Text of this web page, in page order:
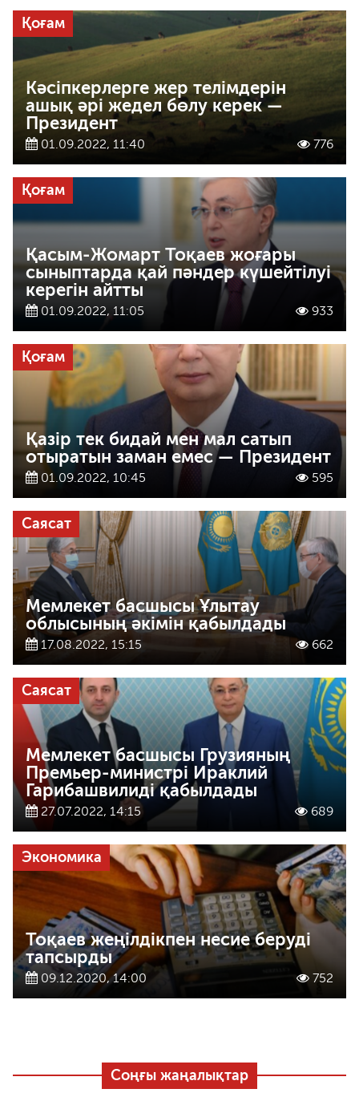
Қоғам
Кәсіпкерлерге жер телімдерін
ашық әрі жедел бөлу керек —
Президент
01.09.2022, 11:40 776
Қоғам
Қасым-Жомарт Тоқаев жоғары
сыныптарда қай пәндер күшейтілуі
керегін айтты
01.09.2022, 11:05 933
Қоғам
Қазір тек бидай мен мал сатып
отыратын заман емес — Президент
01.09.2022, 10:45 595
Саясат
Мемлекет басшысы Ұлытау
облысының әкімін қабылдады
17.08.2022, 15:15 662
Саясат
Мемлекет басшысы Грузияның
Премьер-министрі Ираклий
Гарибашвилиді қабылдады
27.07.2022, 14:15 689
Экономика
Тоқаев жеңілдікпен несие беруді
тапсырды
09.12.2020, 14:00 752
Соңғы жаңалықтар